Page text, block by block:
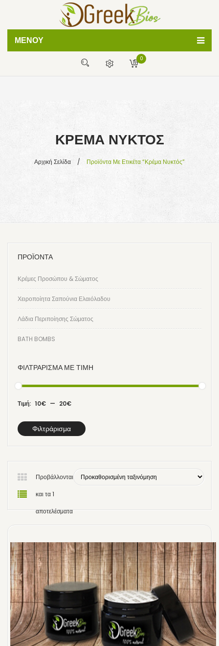
ΜΕΝΟΎ
ΣΥΧΝΕΣ ΕΡΩΤΗΣΕΙΣ
0
ΚΡΈΜΑ ΝΥΚΤΌΣ
Αρχική Σελίδα / Προϊόντα Με Ετικέτα “κρέμα Νυκτός”
ΠΡΟΪΟΝΤΑ
Κρέμες Προσώπου & Σώματος
Χειροποίητα Σαπούνια Ελαιόλαδου
Λάδια Περιποίησης Σώματος
BATH BOMBS
ΦΙΛΤΡΆΡΙΣΜΑ ΜΕ ΤΙΜΉ
Φιλτράρισμα
Τιμή: 10€ — 20€
Προβάλλονται
και τα 1
αποτελέσματα